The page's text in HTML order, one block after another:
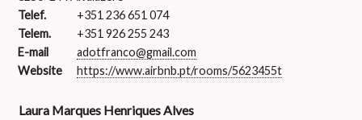
Telef.
+351 236 651 074
Telem.
+351 926 255 243
E-mail
adotfranco@gmail.com
Website
https://www.airbnb.pt/rooms/5623455t
Laura Marques Henriques Alves